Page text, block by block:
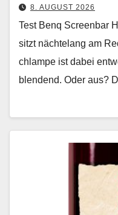
8. AUGUST 2026
Test Benq Screenbar
sitzt nächte­lang am
chlampe ist dabei
blendend. Oder aus?